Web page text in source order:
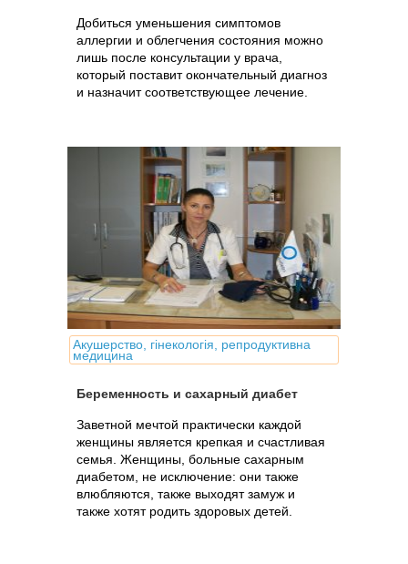
Добиться уменьшения симптомов
аллергии и облегчения состояния можно
лишь после консультации у врача,
который поставит окончательный диагноз
и назначит соответствующее лечение.
Акушерство, гінекологія, репродуктивна
медицина
Беременность и сахарный диабет
Заветной мечтой практически каждой
женщины является крепкая и счастливая
семья. Женщины, больные сахарным
диабетом, не исключение: они также
влюбляются, также выходят замуж и
также хотят родить здоровых детей.